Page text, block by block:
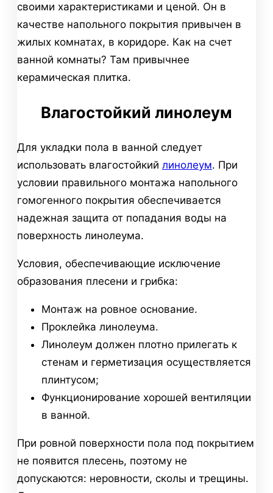
своими характеристиками и ценой. Он в
качестве напольного покрытия привычен в
жилых комнатах, в коридоре. Как на счет
ванной комнаты? Там привычнее
керамическая плитка.
Влагостойкий линолеум
Для укладки пола в ванной следует
использовать влагостойкий линолеум. При
условии правильного монтажа напольного
гомогенного покрытия обеспечивается
надежная защита от попадания воды на
поверхность линолеума.
Условия, обеспечивающие исключение
образования плесени и грибка:
Монтаж на ровное основание.
Проклейка линолеума.
Линолеум должен плотно прилегать к
стенам и герметизация осуществляется
плинтусом;
Функционирование хорошей вентиляции
в ванной.
При ровной поверхности пола под покрытием
не появится плесень, поэтому не
допускаются: неровности, сколы и трещины.